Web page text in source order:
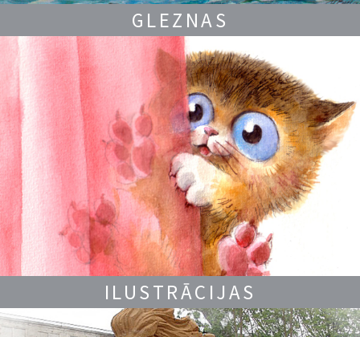
GLEZNAS
ILUSTRĀCIJAS